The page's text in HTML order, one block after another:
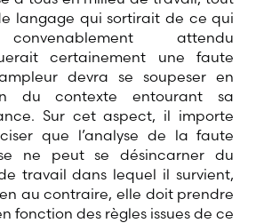
langage qui sortirait de ce qui
attendu
certainement une faute
devra se soupeser en
du contexte entourant sa
Sur cet aspect, il importe
que l’analyse de la faute
ne peut se désincarner du
travail dans lequel il survient,
au contraire, elle doit prendre
fonction des règles issues de ce